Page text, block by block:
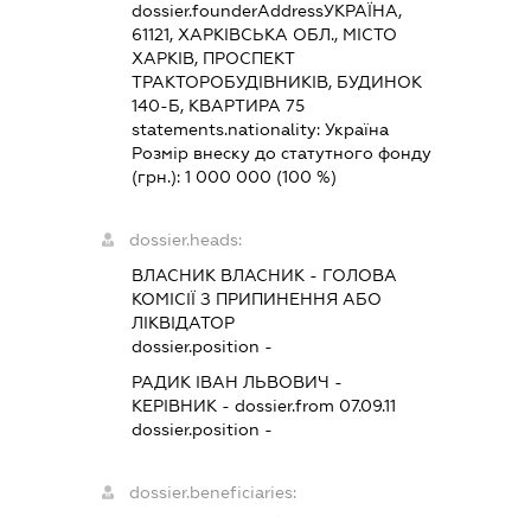
dossier.founderAddressУКРАЇНА,
61121, ХАРКІВСЬКА ОБЛ., МІСТО
ХАРКІВ, ПРОСПЕКТ
ТРАКТОРОБУДІВНИКІВ, БУДИНОК
140-Б, КВАРТИРА 75
statements.nationality:Україна
Розмір внеску до статутного фонду
(грн.):1 000 000 (100 %)
dossier.heads:
ВЛАСНИК ВЛАСНИК - ГОЛОВА
КОМІСІЇ З ПРИПИНЕННЯ АБО
ЛІКВІДАТОР
dossier.position -
РАДИК ІВАН ЛЬВОВИЧ -
КЕРІВНИК - dossier.from 07.09.11
dossier.position -
dossier.beneficiaries: